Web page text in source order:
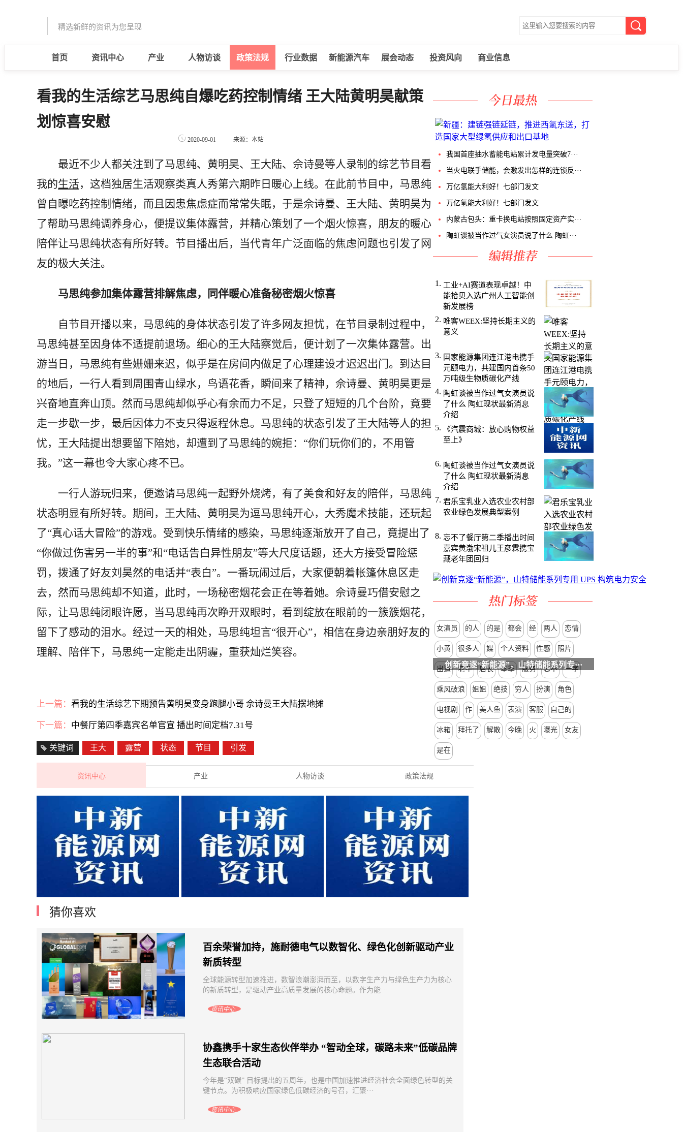
精选新鲜的资讯为您呈现
首页 资讯中心 产业 人物访谈 政策法规 行业数据 新能源汽车 展会动态 投资风向 商业信息
我国首座抽水蓄能电站累计发电量突破7···
当火电联手储能，会激发出怎样的连锁反···
万亿氢能大利好！七部门发文
万亿氢能大利好！七部门发文
内蒙古包头：重卡换电站按照固定资产实···
陶虹谈被当作过气女演员说了什么 陶虹···
工业+AI赛道表现卓越！中
能拾贝入选广州人工智能创
新发展榜
唯客WEEX:坚持长期主义的
意义
国家能源集团连江港电携手
元颐电力，共建国内首条50
万吨级生物质碳化产线
陶虹谈被当作过气女演员说
了什么 陶虹现状最新消息
介绍
《汽震商城：放心购物权益
至上》
陶虹谈被当作过气女演员说
了什么 陶虹现状最新消息
介绍
君乐宝乳业入选农业农村部
农业绿色发展典型案例
忘不了餐厅第二季播出时间
嘉宾黄渤宋祖儿王彦霖携宝
藏老年团回归
​创新竞逐“新能源”，山特储能系列专···
女演员 的人 的是 都会 经 两人 恋情
小黄 很多人 媒 个人资料 性感 照片
出道 老年 店长 本季 服务 忘不 一字
乘风破浪 姐姐 绝技 穷人 扮演 角色
电视剧 作 美人鱼 表演 客服 自己的
冰箱 拜托了 解散 今晚 火 曝光 女友
是在
看我的生活综艺马思纯自爆吃药控制情绪 王大陆黄明昊献策
划惊喜安慰
2020-09-01 来源：本站
最近不少人都关注到了马思纯、黄明昊、王大陆、佘诗曼等人录制的综艺节目看
我的生活，这档独居生活观察类真人秀第六期昨日暖心上线。在此前节目中，马思纯
曾自曝吃药控制情绪，而且因患焦虑症而常常失眠，于是佘诗曼、王大陆、黄明昊为
了帮助马思纯调养身心，便提议集体露营，并精心策划了一个烟火惊喜，朋友的暖心
陪伴让马思纯状态有所好转。节目播出后，当代青年广泛面临的焦虑问题也引发了网
友的极大关注。
马思纯参加集体露营排解焦虑，同伴暖心准备秘密烟火惊喜
自节目开播以来，马思纯的身体状态引发了许多网友担忧，在节目录制过程中，
马思纯甚至因身体不适提前退场。细心的王大陆察觉后，便计划了一次集体露营。出
游当日，马思纯有些姗姗来迟，似乎是在房间内做足了心理建设才迟迟出门。到达目
的地后，一行人看到周围青山绿水，鸟语花香，瞬间来了精神，佘诗曼、黄明昊更是
兴奋地直奔山顶。然而马思纯却似乎心有余而力不足，只登了短短的几个台阶，竟要
走一步歇一步，最后因体力不支只得返程休息。马思纯的状态引发了王大陆等人的担
忧，王大陆提出想要留下陪她，却遭到了马思纯的婉拒：“你们玩你们的，不用管
我。”这一幕也令大家心疼不已。
一行人游玩归来，便邀请马思纯一起野外烧烤，有了美食和好友的陪伴，马思纯
状态明显有所好转。期间，王大陆、黄明昊为逗马思纯开心，大秀魔术技能，还玩起
了“真心话大冒险”的游戏。受到快乐情绪的感染，马思纯逐渐放开了自己，竟提出了
“你做过伤害另一半的事”和“电话告白异性朋友”等大尺度话题，还大方接受冒险惩
罚，拨通了好友刘昊然的电话并“表白”。一番玩闹过后，大家便朝着帐篷休息区走
去，然而马思纯却不知道，此时，一场秘密烟花会正在等着她。佘诗曼巧借安慰之
际，让马思纯闭眼许愿，当马思纯再次睁开双眼时，看到绽放在眼前的一簇簇烟花，
留下了感动的泪水。经过一天的相处，马思纯坦言“很开心”，相信在身边亲朋好友的
理解、陪伴下，马思纯一定能走出阴霾，重获灿烂笑容。
上一篇： 看我的生活综艺下期预告黄明昊变身跑腿小哥 佘诗曼王大陆摆地摊
下一篇： 中餐厅第四季嘉宾名单官宣 播出时间定档7.31号
关键词 王大 露营 状态 节目 引发
资讯中心 产业 人物访谈 政策法规
十五五规划建议发布：持续提高新能源
替代
猜你喜欢
百余荣誉加持，施耐德电气以数智化、绿色化创新驱动产业
新质转型
全球能源转型加速推进，数智浪潮澎湃而至，以数字生产力与绿色生产力为核心
的新质转型，是驱动产业高质量发展的核心命题。作为能···
资讯中心
协鑫携手十家生态伙伴举办 “智动全球，碳路未来”低碳品牌
生态联合活动
今年是“双碳” 目标提出的五周年，也是中国加速推进经济社会全面绿色转型的关
键节点。为积极响应国家绿色低碳经济的号召，汇聚···
资讯中心